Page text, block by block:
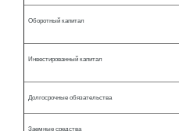
Оборотный капитал
Инвестированный капитал
Долгосрочные обязательства
Заемные средства